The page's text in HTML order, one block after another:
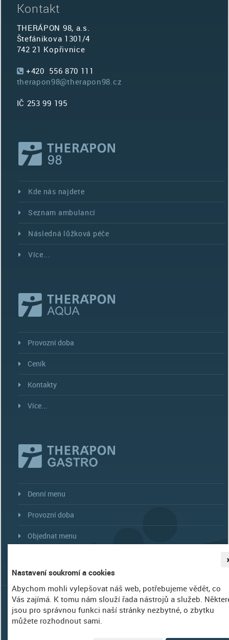
Nastavení soukromí a cookies
Abychom mohli vylepšovat náš web, potřebujeme vědět, co
Vás zajímá. K tomu nám slouží řada nástrojů a služeb.
jsou pro správnou funkci naší stránky nezbytné, o zbytku
můžete rozhodnout sami.
Kontakt
THERÁPON 98, a.s.
Štefánikova 1301/4
742 21 Kopřivnice
+420 556 870 111
therapon98@therapon98.cz
IČ 253 99 195
Kde nás najdete
Seznam ambulancí
Následná lůžková péče
Více...
Provozní doba
Ceník
Kontakty
Více...
Denní menu
Provozní doba
Objednat menu
©THERÁPON 98, a.s.|Nastavení soukromí| WebDesign Amenit |
IČ 253 99 195, společnost je zapsána v Obchodním rejstříku, vedeném u
KS v Ostravě oddíl B, složka 1920.